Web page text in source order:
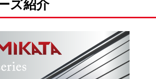
ズ紹介